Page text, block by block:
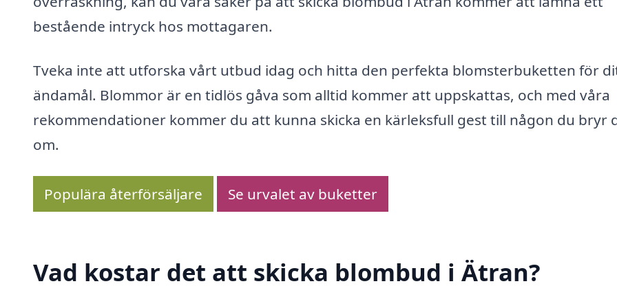
bestående intryck hos mottagaren.
Tveka inte att utforska vårt utbud idag och hitta den perfekta blomsterbuketten för
ändamål. Blommor är en tidlös gåva som alltid kommer att uppskattas, och med våra
rekommendationer kommer du att kunna skicka en kärleksfull gest till någon du bryr
om.
Populära återförsäljare Se urvalet av buketter
Vad kostar det att skicka blombud i Ätran?